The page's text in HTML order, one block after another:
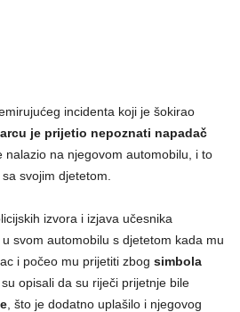
incidenta koji je šokirao
je prijetio nepoznati napadač
nalazio na njegovom automobilu, i to
svojim djetetom.
izvora i izjava učesnika
svom automobilu s djetetom kada mu
i počeo mu prijetiti zbog simbola
opisali da su riječi prijetnje bile
, što je dodatno uplašilo i njegovog